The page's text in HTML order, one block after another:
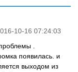
10-16 07:24:03
.
появилась. и
выходом из